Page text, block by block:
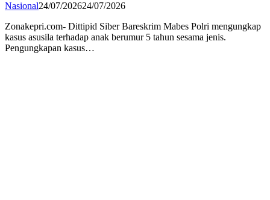
Nasional24/07/202624/07/2026
Zonakepri.com- Dittipid Siber Bareskrim Mabes Polri mengungkap
kasus asusila terhadap anak berumur 5 tahun sesama jenis.
Pengungkapan kasus…